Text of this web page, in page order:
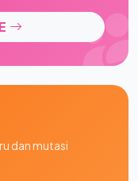
dan mutasi